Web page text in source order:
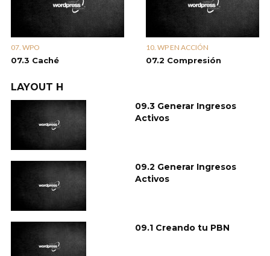
07. WPO
07.3 Caché
10. WP EN ACCIÓN
07.2 Compresión
LAYOUT H
09.3 Generar Ingresos
Activos
09.2 Generar Ingresos
Activos
09.1 Creando tu PBN